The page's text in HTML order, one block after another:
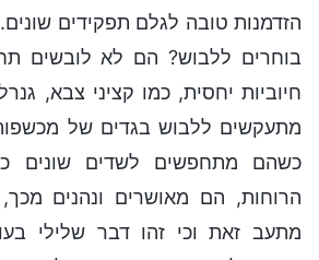
הזדמנות טובה לגלם תפקידים
בוחרים ללבוש? הם לא לובשים
חיוביות יחסית, כמו קציני צבא,
מתעקשים ללבוש בגדים של
כשהם מתחפשים לשדים שונים
הרוחות, הם מאושרים ונהנים
מתעב זאת וכי זהו דבר שלילי